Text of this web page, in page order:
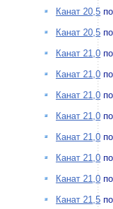
Канат 20,5
Канат 20,5
Канат 21,0
Канат 21,0
Канат 21,0
Канат 21,0
Канат 21,0
Канат 21,0
Канат 21,0
Канат 21,5